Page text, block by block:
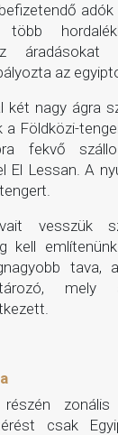
több
áradásokat
az
két nagy ágra
a Földközi-
fekvő
El Lessan. A
vesszük
kell
tava,
mely
zonális
csak